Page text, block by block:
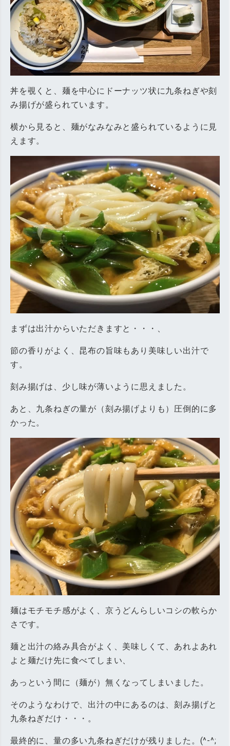
丼を覗くと、麺を中心にドーナッツ状に九条ねぎや刻
み揚げが盛られています。
横から見ると、麺がなみなみと盛られているように見
えます。
まずは出汁からいただきますと・・・、
節の香りがよく、昆布の旨味もあり美味しい出汁で
す。
刻み揚げは、少し味が薄いように思えました。
あと、 九条ねぎの量が（刻み揚げよりも）圧倒的に多
かった。
麺はモチモチ感がよく、京うどんらしいコシの軟らか
さです。
麺と出汁の絡み具合がよく、美味しくて、あれよあれ
よと麺だけ先に食べてしまい、
あっという間に（麺が）無くなってしまいました。
そのようなわけで、出汁の中にあるのは、刻み揚げと
九条ねぎだけ・・・。
最終的に、量の多い九条ねぎだけが残りました。(^-^;